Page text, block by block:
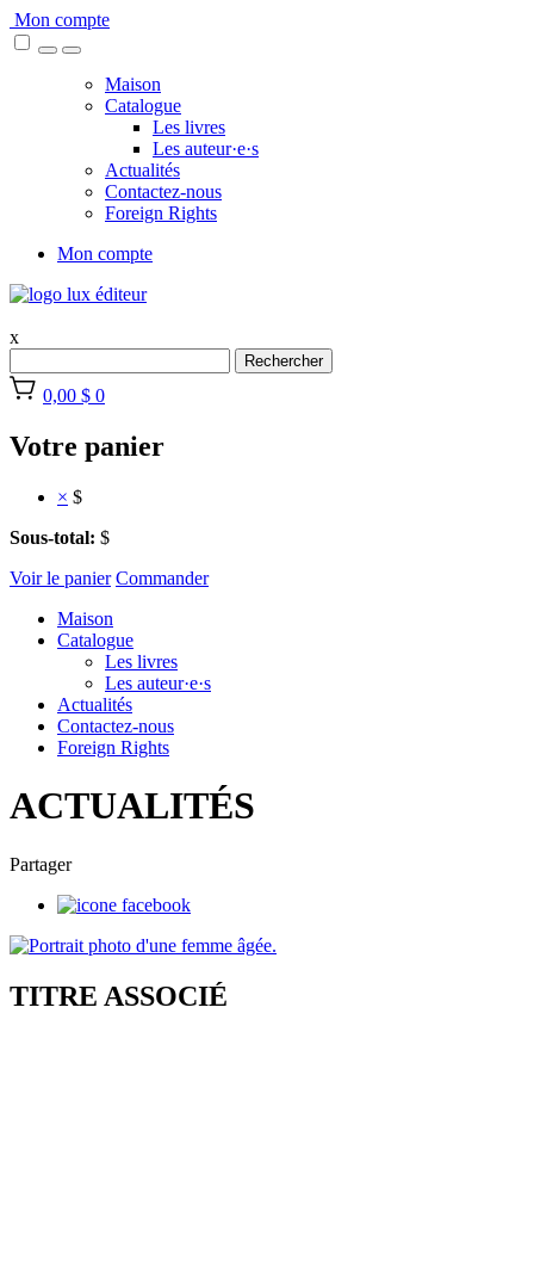
Skip
to
Mon compte
Maison
Catalogue
Les livres
Les auteur·e·s
Actualités
Contactez-nous
Foreign Rights
Mon compte
x
Rechercher
0,00 $ 0
Votre panier
× $
Sous-total: $
Voir le panier Commander
Maison
Catalogue
Les livres
Les auteur·e·s
Actualités
Contactez-nous
Foreign Rights
ACTUALITÉS
Partager
TITRE ASSOCIÉ